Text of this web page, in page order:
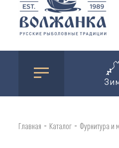
Главная - Каталог - Фурнитура и